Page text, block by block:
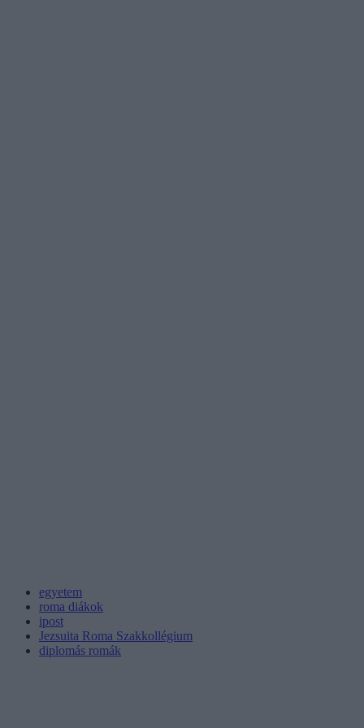
egyetem
roma diákok
ipost
Jezsuita Roma Szakkollégium
diplomás romák